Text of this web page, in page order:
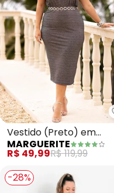
Vestido (Preto) em
Malha com Lurex
MARGUERITE
R$ 49,99R$ 119,99
-28%